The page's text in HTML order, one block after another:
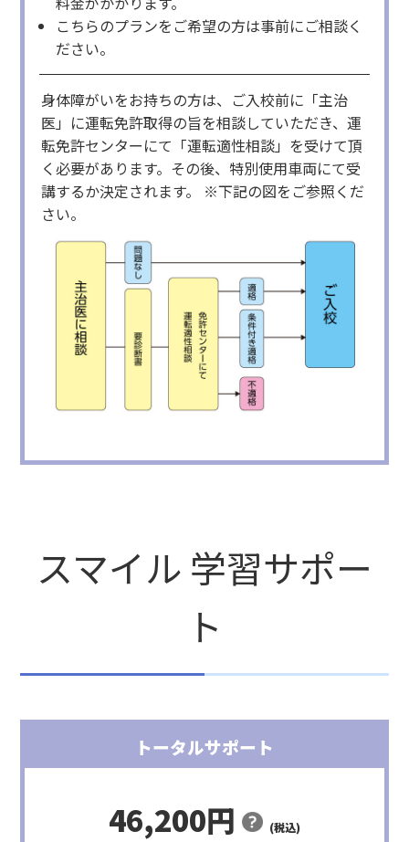
こちらのプランをご希望の方は事前にご相談く
ださい。
身体障がいをお持ちの方は、ご入校前に「主治
医」に運転免許取得の旨を相談していただき、運
転免許センターにて「運転適性相談」を受けて頂
く必要があります。その後、特別使用車両にて受
講するか決定されます。 ※下記の図をご参照くだ
さい。
スマイル 学習サポー
ト
トータルサポート
46,200円 (税込)